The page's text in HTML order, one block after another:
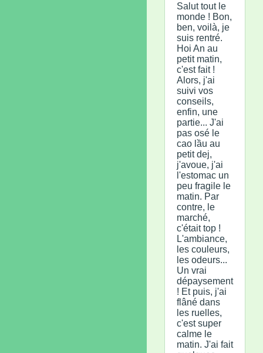
Salut tout le
monde ! Bon,
ben, voilà, je
suis rentré.
Hoi An au
petit matin,
c'est fait !
Alors, j'ai
suivi vos
conseils,
enfin, une
partie... J'ai
pas osé le
cao lầu au
petit dej,
j'avoue, j'ai
l'estomac un
peu fragile le
matin. Par
contre, le
marché,
c'était top !
L'ambiance,
les couleurs,
les odeurs...
Un vrai
dépaysement
! Et puis, j'ai
flâné dans
les ruelles,
c'est super
calme le
matin. J'ai fait